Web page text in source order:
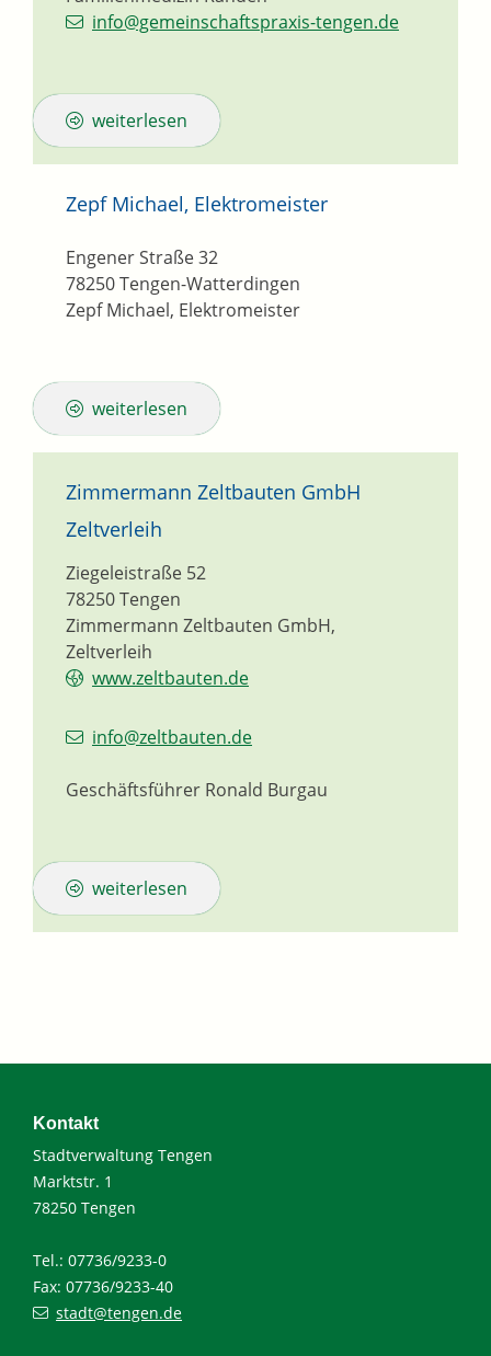
info@gemeinschaftspraxis-tengen.de
weiterlesen
Zepf Michael, Elektromeister
Zepf Michael, Elektromeister
Engener Straße 32
78250Tengen-Watterdingen
weiterlesen
Zimmermann Zeltbauten GmbH
Zeltverleih
Zimmermann Zeltbauten GmbH,
Zeltverleih
Ziegeleistraße 52
78250Tengen
www.zeltbauten.de
info@zeltbauten.de
Geschäftsführer Ronald Burgau
weiterlesen
Kontakt
Stadtverwaltung Tengen
Marktstr. 1
78250 Tengen
Tel.: 07736/9233-0
Fax: 07736/9233-40
stadt@tengen.de